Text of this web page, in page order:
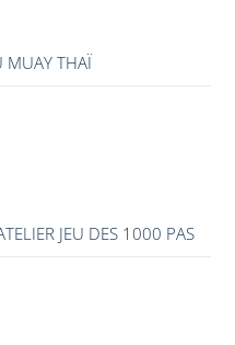
MUAY THAÏ
JEU DES 1000 PAS